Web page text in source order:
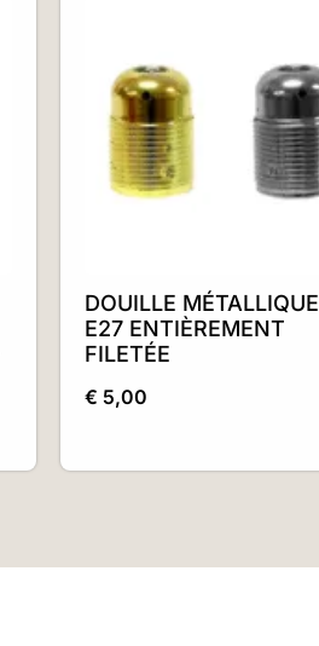
DOUILLE MÉTALLIQUE
E27 ENTIÈREMENT
FILETÉE
€ 5,00